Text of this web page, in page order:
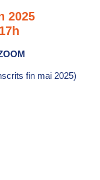
2025
fin mai 2025)